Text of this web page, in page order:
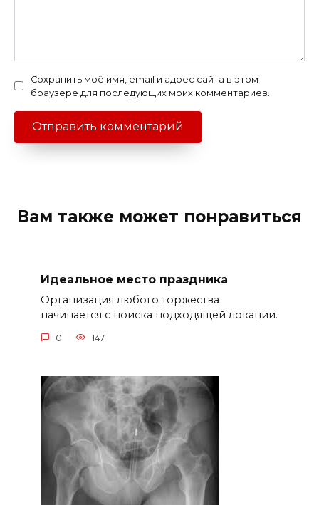
Сохранить моё имя, email и адрес сайта в этом
браузере для последующих моих комментариев.
Вам также может понравиться
Идеальное место праздника
Организация любого торжества
начинается с поиска подходящей локации.
0 147